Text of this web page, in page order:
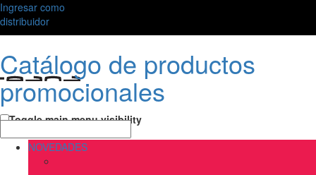
Ingresar como
distribuidor
Catálogo de productos
promocionales
Toggle main menu visibility
NOVEDADES